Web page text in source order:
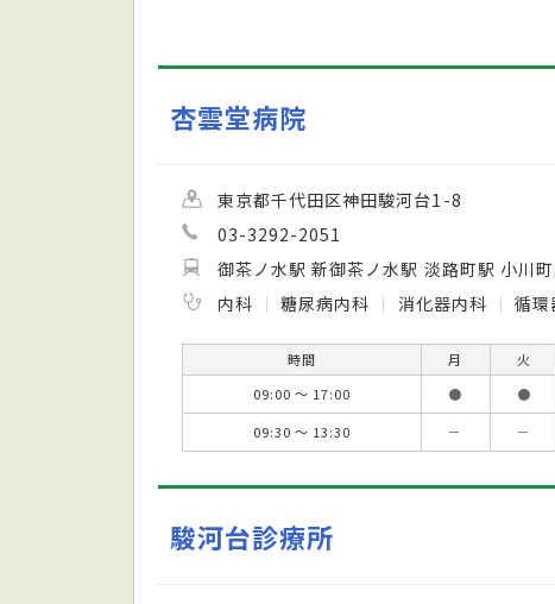
杏雲堂病院
東京都千代田区神田駿河台1-8
03-3292-2051
御茶ノ水駅 新御茶ノ水駅 淡路町駅 小川
内科
糖尿病内科 消化器内科 循環
時間 月 火
09:00 ～ 17:00
● ●
09:30 ～ 13:30
－ －
駿河台診療所